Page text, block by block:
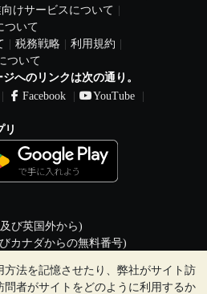
法を記憶させたり、弊社がサイト訪
問者がサイトをどのように利用するか
けサービスについて
ついて
税務戦略
利用規約
ついて
へのリンクは次の通り。
Facebook
YouTube
リ
び英国外から)
カナダからの無料番号)
開始